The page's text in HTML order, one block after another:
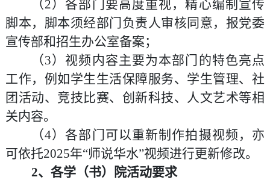
（2）各部门要高度重视，精心编制宣传
脚本，脚本须经部门负责人审核同意，报党委
宣传部和招生办公室备案；
（3）视频内容主要为本部门的特色亮点
工作，例如学生生活保障服务、学生管理、社
团活动、竞技比赛、创新科技、人文艺术等相
关内容。
（4）各部门可以重新制作拍摄视频，亦
可依托2025年“师说华水”视频进行更新修改。
2、 各学（书）
院活动要求